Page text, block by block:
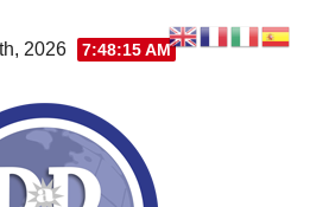
2026 7:48:16 AM